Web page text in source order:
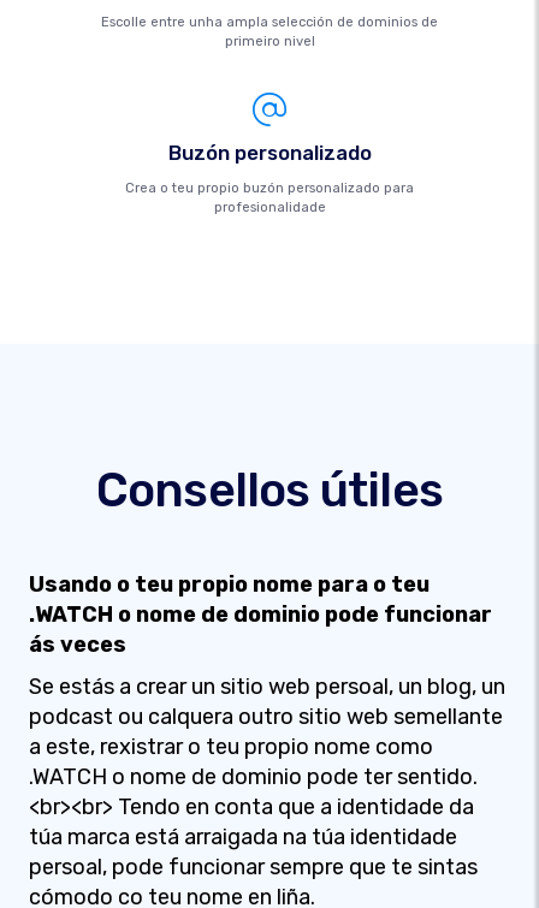
Escolle entre unha ampla selección de dominios de
primeiro nivel
Buzón personalizado
Crea o teu propio buzón personalizado para
profesionalidade
Consellos útiles
Usando o teu propio nome para o teu
.WATCH o nome de dominio pode funcionar
ás veces
Se estás a crear un sitio web persoal, un blog, un
podcast ou calquera outro sitio web semellante
a este, rexistrar o teu propio nome como
.WATCH o nome de dominio pode ter sentido.
<br><br> Tendo en conta que a identidade da
túa marca está arraigada na túa identidade
persoal, pode funcionar sempre que te sintas
cómodo co teu nome en liña.